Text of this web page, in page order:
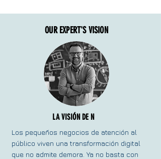
OUR EXPERT'S VISION
LA VISIÓN DE N
Los pequeños negocios de atención al
público viven una transformación digital
que no admite demora. Ya no basta con